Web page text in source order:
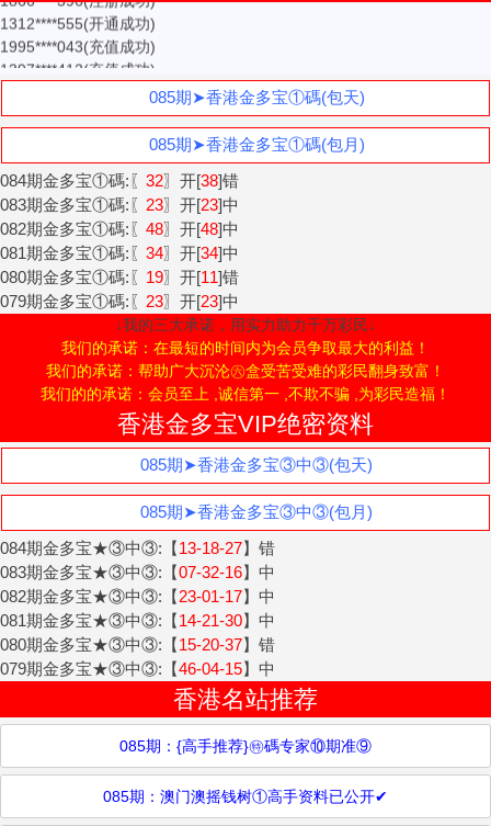
1312****555(开通成功)
1995****043(充值成功)
1397****412(充值成功)
1312****275(开通成功)
1997****207(充值成功)
1590****176(充值成功)
1571****415(注册成功)
1368****359(充值成功)
1312****555(充值成功)
1501****667(开通成功)
1571****667(充值成功)
1357****213(充值成功)
1341****049(开通成功)
1881****883(充值成功)
1511****032(充值成功)
1832****686(充值成功)
1307****665(开通成功)
1519****050(充值成功)
1372****458(注册成功)
1371****534(充值成功)
1337****509(开通成功)
1587****436(充值成功)
1581****824(充值成功)
1582****895(开通成功)
1596****975(注册成功)
1353****403(开通成功)
1589****520(充值成功)
1597****268(开通成功)
1831****558(充值成功)
1892****110(充值成功)
1562****589(充值成功)
1326****998(开通成功)
1369****436(充值成功)
085期➤香港金多宝①碼(包天)
085期➤香港金多宝①碼(包月)
084期金多宝①碼:〖 32〗开[38]错
083期金多宝①碼:〖 23〗开[23]中
082期金多宝①碼:〖 48〗开[48]中
081期金多宝①碼:〖 34〗开[34]中
080期金多宝①碼:〖 19〗开[11]错
079期金多宝①碼:〖 23〗开[23]中
↓我的三大承诺，用实力助力千万彩民↓
我们的承诺：在最短的时间内为会员争取最大的利益！
我们的承诺：帮助广大沉沦㊅盒受苦受难的彩民翻身致富！
我们的的承诺：会员至上 ,诚信第一 ,不欺不骗 ,为彩民造福！
香港金多宝VIP绝密资料
085期➤香港金多宝③中③(包天)
085期➤香港金多宝③中③(包月)
084期金多宝★③中③:【13-18-27】错
083期金多宝★③中③:【07-32-16】中
082期金多宝★③中③:【23-01-17】中
081期金多宝★③中③:【14-21-30】中
080期金多宝★③中③:【15-20-37】错
079期金多宝★③中③:【46-04-15】中
香港名站推荐
085期：{高手推荐}㊕碼专家⑩期准⑨
085期：澳门澳摇钱树①高手资料已公开✔